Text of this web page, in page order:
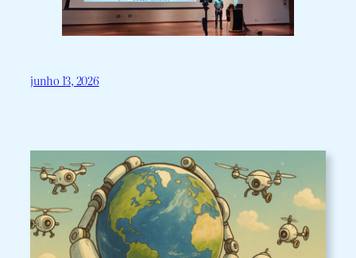
junho 13, 2026